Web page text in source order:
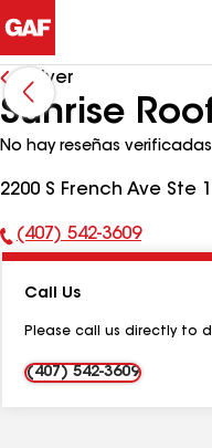
Volver
Sunrise
No hay reseñas
2200 S French Ave Ste
Número
teléfono:
(407) 542-3609
Call Us
Please call us directly to
(407) 542-3609